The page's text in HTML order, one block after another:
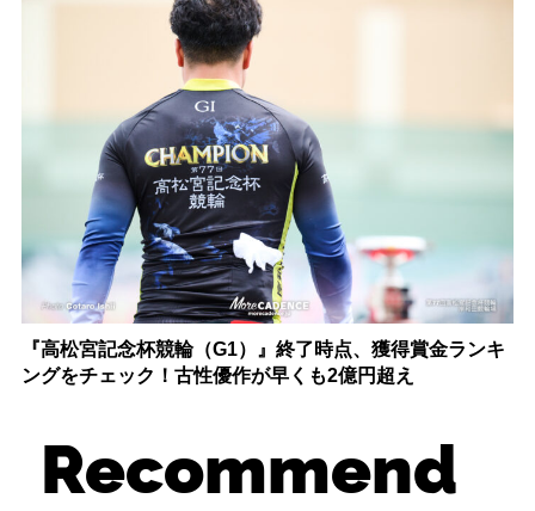
『高松宮記念杯競輪（G1）』終了時点、獲得賞金ランキ
ングをチェック！古性優作が早くも2億円超え
Recommend